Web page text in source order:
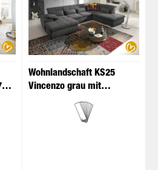
Wohnlandschaft KS25
Vincenzo grau mit
Zusatzfunktionen